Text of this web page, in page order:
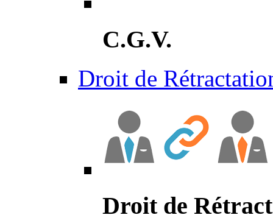
C.G.V.
Droit de
Droit de